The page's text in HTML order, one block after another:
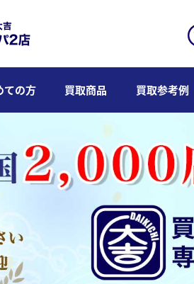
ての方 買取商品 買取参考例